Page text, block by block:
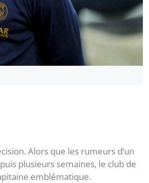
Alors que les rumeurs d’un
plusieurs semaines, le club de
emblématique.